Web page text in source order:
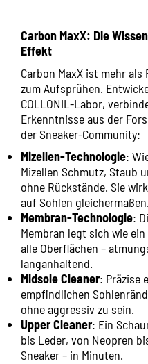
Carbon MaxX: Die
Effekt
Carbon MaxX ist mehr
zum Aufsprühen.
COLLONIL-Labor,
Erkenntnisse aus der
der Sneaker-Community:
Mizellen-Technologie:
Mizellen Schmutz, Staub
ohne Rückstände. Sie
auf Sohlen gleichermaßen.
Membran-Technologie:
Membran legt sich wie
alle Oberflächen –
langanhaltend.
Midsole Cleaner: Präzise
empfindlichen
ohne aggressiv zu sein.
Upper Cleaner: Ein
bis Leder, von Neopren
Sneaker – in Minuten.